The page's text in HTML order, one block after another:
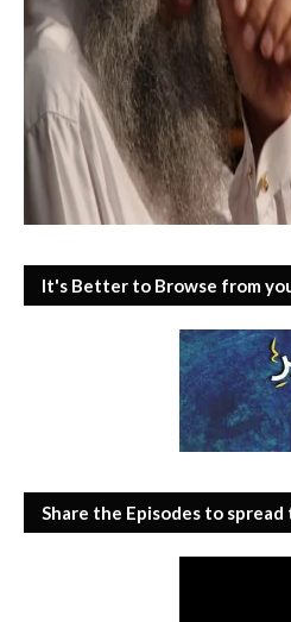
It's Better to Browse from
Share the Episodes to